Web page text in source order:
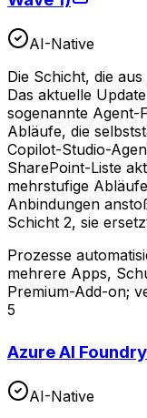
AI-Native
Die Schicht, die
Das aktuelle
sogenannte Agent-
Abläufe, die
Copilot-Studio-
SharePoint-Liste
mehrstufige
Anbindungen
Schicht 2, sie
Prozesse
mehrere Apps,
Premium-Add-on;
5
Azure AI
AI-Native